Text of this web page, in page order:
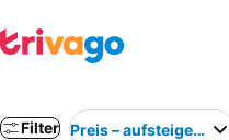
Filter Preis – aufsteigend